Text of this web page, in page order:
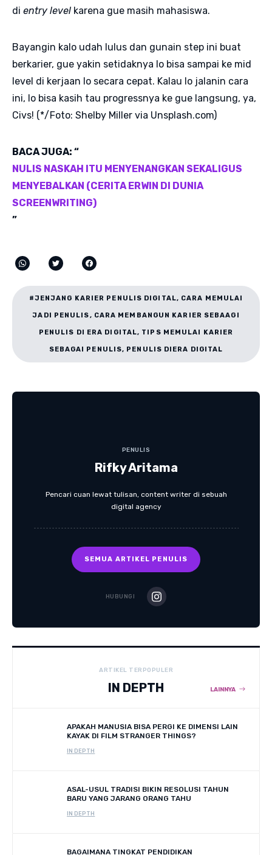
di entry level karena gue masih mahasiswa.
Bayangin kalo udah lulus dan gunain step ini buat
berkarier, gue yakin setidaknya lo bisa sampai ke mid
level di kerjaan lo secara cepat. Kalau lo jalanin cara
ini, lo bisa kasih tau progressnya ke gue langsung, ya,
Civs! (*/Foto: Shelby Miller via Unsplash.com)
BACA JUGA: “
NULIS NASKAH ITU MENYENANGKAN SEKALIGUS
MENYEBALKAN (CERITA ERWIN DI DUNIA
SCREENWRITING)
”
#JENJANG KARIER PENULIS DIGITAL, CARA MEMULAI
JADI PENULIS, CARA MEMBANGUN KARIER SEBAAGI
PENULIS DI ERA DIGITAL, TIPS MEMULAI KARIER
SEBAGAI PENULIS, PENULIS DIERA DIGITAL
PENULIS
Rifky Aritama
Pencari cuan lewat tulisan, content writer di sebuah
digital agency
SEMUA ARTIKEL PENULIS
HUBUNGI
ARTIKEL TERPOPULER
IN DEPTH LAINNYA
APAKAH MANUSIA BISA PERGI KE DIMENSI LAIN
KAYAK DI FILM STRANGER THINGS?
IN DEPTH
ASAL-USUL TRADISI BIKIN RESOLUSI TAHUN
BARU YANG JARANG ORANG TAHU
IN DEPTH
BAGAIMANA TINGKAT PENDIDIKAN